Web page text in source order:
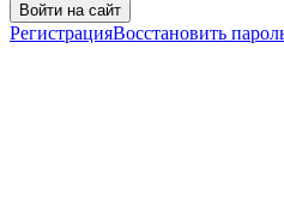
Войти на сайт
РегистрацияВосстановить